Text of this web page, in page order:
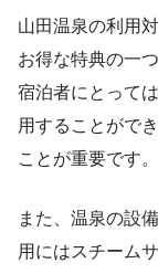
山田温泉の利用
お得な特典の一
宿泊者にとって
用することがで
ことが重要です。
また、温泉の設
用にはスチーム